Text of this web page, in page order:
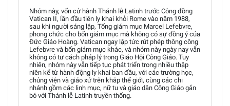
Nhóm này, vốn cử hành Thánh lễ Latinh trước Công đồng
Vatican II, lần đầu tiên ly khai khỏi Rome vào năm 1988,
sau khi người sáng lập, Tổng giám mục Marcel Lefebvre,
phong chức cho bốn giám mục mà không có sự đồng ý của
Đức Giáo Hoàng. Vatican ngay lập tức rút phép thông công
Lefebvre và bốn giám mục khác, và nhóm này ngày nay vẫn
không có tư cách pháp lý trong Giáo Hội Công Giáo. Tuy
nhiên, nhóm này vẫn tiếp tục phát triển trong nhiều thập
niên kể từ hành động ly khai ban đầu, với các trường học,
chủng viện và giáo xứ trên khắp thế giới, cùng các chi
nhánh gồm các linh mục, nữ tu và giáo dân Công Giáo gắn
bó với Thánh lễ Latinh truyền thống.